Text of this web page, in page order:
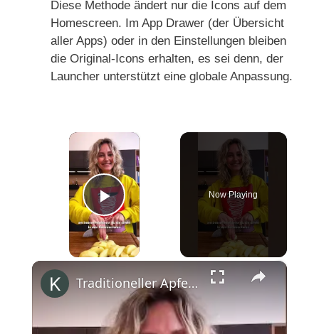
Diese Methode ändert nur die Icons auf dem
Homescreen. Im App Drawer (der Übersicht
aller Apps) oder in den Einstellungen bleiben
die Original-Icons erhalten, es sei denn, der
Launcher unterstützt eine globale Anpassung.
×
Play Video
Now Playing
×
Traditioneller Apfelkuchen mit Streuseln #shorts